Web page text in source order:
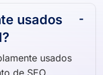
usados
usados